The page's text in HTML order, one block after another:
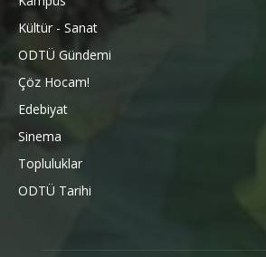
Kültür - Sanat
ODTÜ Gündemi
Çöz Hocam!
Edebiyat
Sinema
Topluluklar
ODTÜ Tarihi